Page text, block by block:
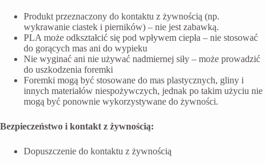
Produkt przeznaczony do kontaktu z żywnością (np.
wykrawanie ciastek i pierników) – nie jest zabawką.
PLA może odkształcić się pod wpływem ciepła – nie stosować
do gorących mas ani do wypieku
Nie wyginać ani nie używać nadmiernej siły – może prowadzić
do uszkodzenia foremki
Foremki mogą być stosowane do mas plastycznych, gliny i
innych materiałów niespożywczych, jednak po takim użyciu nie
mogą być ponownie wykorzystywane do żywności.
Bezpieczeństwo i kontakt z żywnością:
Dopuszczenie do kontaktu z żywnością